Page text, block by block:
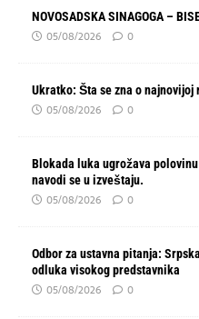
NOVOSADSKA SINAGOGA –
05/08/2026 0
Ukratko: Šta se zna o
05/08/2026 0
Blokada luka ugrožava
navodi se u izveštaju.
05/08/2026 0
Odbor za ustavna pitanja:
odluka visokog predstavnika
05/08/2026 0